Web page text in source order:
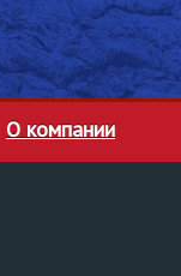
О компании